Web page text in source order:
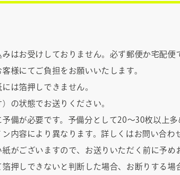
はお受けしておりません。必ず郵便か宅配便
様にてご負担をお願いいたします。
は箔押しできません。
の状態でお送りください。
備が必要です。予備分として20〜30枚以上多
内容により異なります。詳しくはお問い合わ
がございますので、お送りいただく前に予め
押しできないと判断した場合、お断りする場